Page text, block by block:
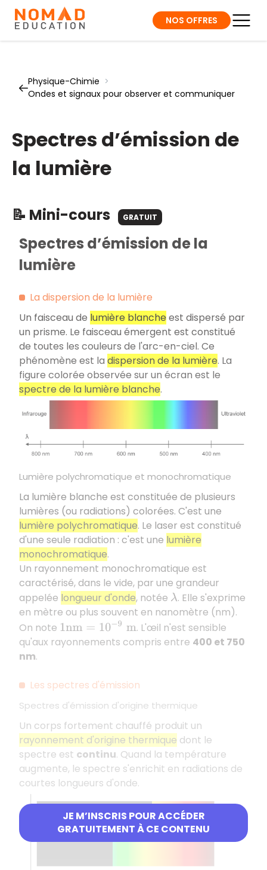
NOS OFFRES
Physique-Chimie >
Ondes et signaux pour observer et communiquer
Spectres d’émission de
la lumière
📝 Mini-cours GRATUIT
JE M’INSCRIS POUR ACCÉDER
GRATUITEMENT À CE CONTENU
Spectres d’émission de la
lumière
La dispersion de la lumière
Un faisceau de lumière blanche est dispersé par
un prisme. Le faisceau émergent est constitué
de toutes les couleurs de l'arc-en-ciel. Ce
phénomène est la dispersion de la lumière. La
figure colorée observée sur un écran est le
spectre de la lumière blanche.
Lumière polychromatique et monochromatique
La lumière blanche est constituée de plusieurs
lumières (ou radiations) colorées. C'est une
lumière polychromatique. Le laser est constitué
d'une seule radiation : c'est une lumière
monochromatique.
Un rayonnement monochromatique est
caractérisé, dans le vide, par une grandeur
appelée longueur d'onde, notée λ . Elle s'exprime
en mètre ou plus souvent en nanomètre (nm).
On note 1nm= 10− 9 m
. L'œil n'est sensible
qu'aux rayonnements compris entre 400 et 750
nm.
Les spectres d'émission
Spectres d'émission d'origine thermique
Un corps fortement chauffé produit un
rayonnement d'origine thermique dont le
spectre est continu. Quand la température
augmente, le spectre s'enrichit en radiations de
courtes longueurs d'onde.